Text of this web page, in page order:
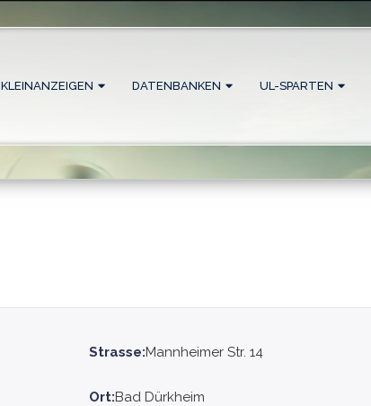
KLEINANZEIGEN DATENBANKEN UL-SPARTEN
Strasse:Mannheimer Str. 14
Ort:Bad Dürkheim